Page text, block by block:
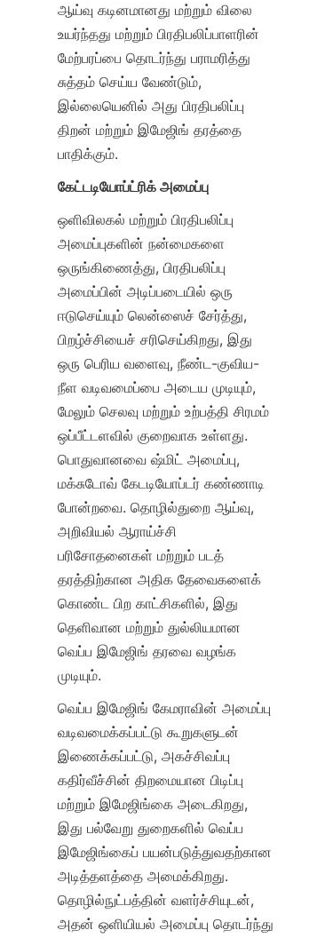
ஆய்வு கடினமானது மற்றும் விலை
உயர்ந்தது மற்றும் பிரதிபலிப்பாளரின்
மேற்பரப்பை தொடர்ந்து பராமரித்து
சுத்தம் செய்ய வேண்டும்,
இல்லையெனில் அது பிரதிபலிப்பு
திறன் மற்றும் இமேஜிங் தரத்தை
பாதிக்கும்.
கேட்டடியோப்ட்ரிக் அமைப்பு
ஒளிவிலகல் மற்றும் பிரதிபலிப்பு
அமைப்புகளின் நன்மைகளை
ஒருங்கிணைத்து, பிரதிபலிப்பு
அமைப்பின் அடிப்படையில் ஒரு
ஈடுசெய்யும் லென்ஸைச் சேர்த்து,
பிறழ்ச்சியைச் சரிசெய்கிறது, இது
ஒரு பெரிய வளைவு, நீண்ட-குவிய-
நீள வடிவமைப்பை அடைய முடியும்,
மேலும் செலவு மற்றும் உற்பத்தி சிரமம்
ஒப்பீட்டளவில் குறைவாக உள்ளது.
பொதுவானவை ஷ்மிட் அமைப்பு,
மக்சுடோவ் கேடடியோப்டர் கண்ணாடி
போன்றவை. தொழில்துறை ஆய்வு,
அறிவியல் ஆராய்ச்சி
பரிசோதனைகள் மற்றும் படத்
தரத்திற்கான அதிக தேவைகளைக்
கொண்ட பிற காட்சிகளில், இது
தெளிவான மற்றும் துல்லியமான
வெப்ப இமேஜிங் தரவை வழங்க
முடியும்.
வெப்ப இமேஜிங் கேமராவின் அமைப்பு
வடிவமைக்கப்பட்டு கூறுகளுடன்
இணைக்கப்பட்டு, அகச்சிவப்பு
கதிர்வீச்சின் திறமையான பிடிப்பு
மற்றும் இமேஜிங்கை அடைகிறது,
இது பல்வேறு துறைகளில் வெப்ப
இமேஜிங்கைப் பயன்படுத்துவதற்கான
அடித்தளத்தை அமைக்கிறது.
தொழில்நுட்பத்தின் வளர்ச்சியுடன்,
அதன் ஒளியியல் அமைப்பு தொடர்ந்து